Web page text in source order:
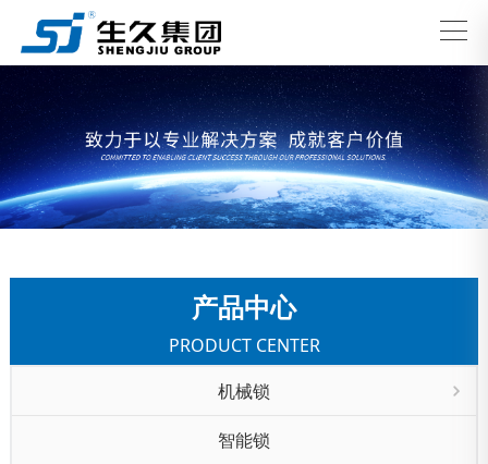
产品中心
PRODUCT CENTER
机械锁
智能锁